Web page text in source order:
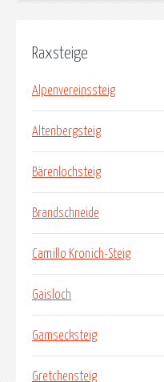
Raxsteige
Alpenvereinssteig
Altenbergsteig
Bärenlochsteig
Brandschneide
Camillo Kronich-Steig
Gaisloch
Gamsecksteig
Gretchensteig